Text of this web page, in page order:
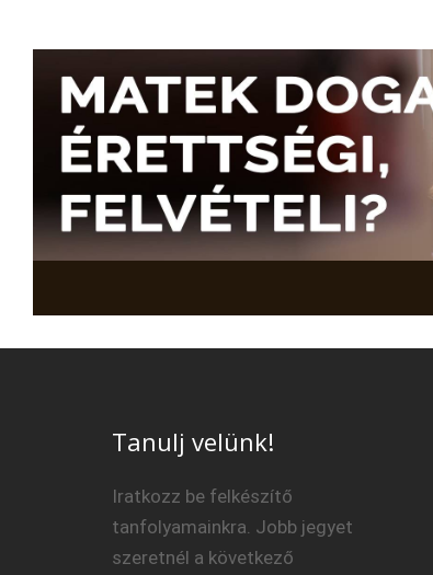
Tanulj velünk!
Iratkozz be felkészítő
tanfolyamainkra. Jobb jegyet
szeretnél a következő